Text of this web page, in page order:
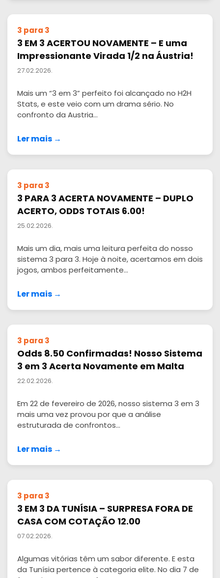
3 para 3
3 EM 3 ACERTOU NOVAMENTE – E uma
Impressionante Virada 1/2 na Áustria!
27.02.2026.
Mais um “3 em 3” perfeito foi alcançado no H2H
Stats, e este veio com um drama sério. No
confronto da Austria...
Ler mais →
3 para 3
3 PARA 3 ACERTA NOVAMENTE – DUPLO
ACERTO, ODDS TOTAIS 6.00!
25.02.2026.
Mais um dia, mais uma leitura perfeita do nosso
sistema 3 para 3. Hoje à noite, acertamos em dois
jogos, ambos perfeitamente...
Ler mais →
3 para 3
Odds 8.50 Confirmadas! Nosso Sistema
3 em 3 Acerta Novamente em Malta
22.02.2026.
Em 22 de fevereiro de 2026, nosso sistema 3 em 3
mais uma vez provou por que a análise
estruturada de confrontos...
Ler mais →
3 para 3
3 EM 3 DA TUNÍSIA – SURPRESA FORA DE
CASA COM COTAÇÃO 12.00
07.02.2026.
Algumas vitórias têm um sabor diferente. E esta
da Tunísia pertence à categoria elite. No dia 7 de